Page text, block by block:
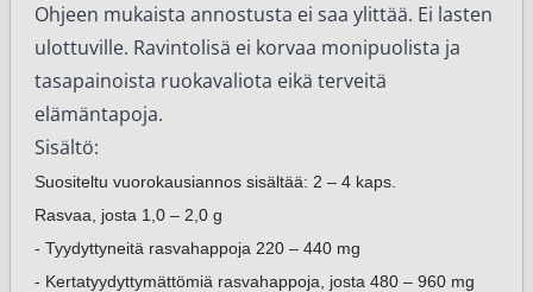
Ohjeen mukaista annostusta ei saa ylittää. Ei lasten
ulottuville. Ravintolisä ei korvaa monipuolista ja
tasapainoista ruokavaliota eikä terveitä
elämäntapoja.
Sisältö:
Suositeltu vuorokausiannos sisältää: 2 – 4 kaps.
Rasvaa, josta 1,0 – 2,0 g
- Tyydyttyneitä rasvahappoja 220 – 440 mg
- Kertatyydyttymättömiä rasvahappoja, josta 480 – 960 mg